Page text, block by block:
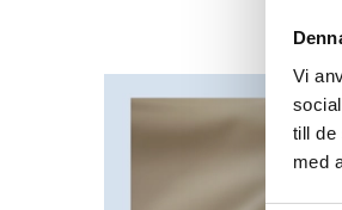
Vi
till de
med